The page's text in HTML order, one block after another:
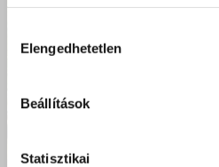
kiválasztása
Elengedhetetlen
Beállítások
Statisztikai